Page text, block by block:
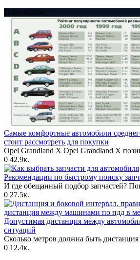
Популярное
Самые комфортные автомобили
стоит рассмотреть для покупки
Opel Grandland X Opel Grandland X
0 42.9к.
Рекомендации по быстрому поиску
И где обещанный подбор запчастей?
0 27.5к.
Допустимая дистанция между
ситуаций
Сколько метров должна быть
0 12.4к.